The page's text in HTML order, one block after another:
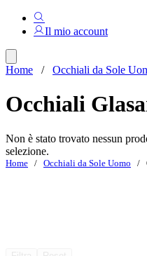
Il mio account
Home / Occhiali da Sole
Occhiali
Non è stato trovato nessun
selezione.
Home / Occhiali da Sole Uomo /